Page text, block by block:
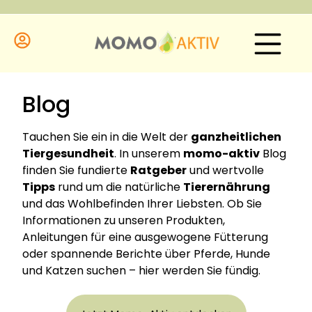
Blog
Tauchen Sie ein in die Welt der ganzheitlichen
Tiergesundheit. In unserem momo-aktiv Blog
finden Sie fundierte Ratgeberund wertvolle
Tipps rund um die natürliche Tierernährung
und das Wohlbefinden Ihrer Liebsten. Ob Sie
Informationen zu unseren Produkten,
Anleitungen für eine ausgewogene Fütterung
oder spannende Berichte über Pferde, Hunde
und Katzen suchen – hier werden Sie fündig.